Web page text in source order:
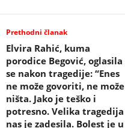
Prethodni članak
Elvira Rahić, kuma
porodice Begović, oglasila
se nakon tragedije: “Enes
ne može govoriti, ne može
ništa. Jako je teško i
potresno. Velika tragedija
nas je zadesila. Bolest je u